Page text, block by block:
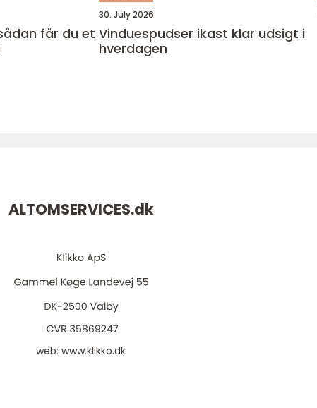
30. July 2026
Vinduespudser ikast klar udsigt i
hverdagen
ALTOMSERVICES.dk
web:www.klikko.dk